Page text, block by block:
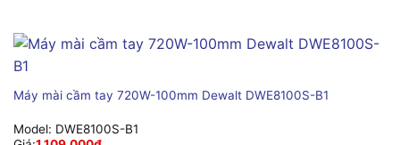
Máy mài cầm tay 720W-100mm Dewalt DWE8100S-B1
Model: DWE8100S-B1